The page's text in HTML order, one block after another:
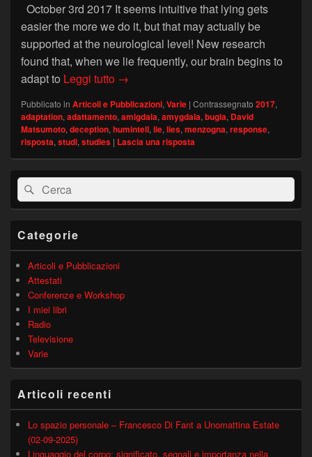
October 3rd 2017 It seems intuitive that lying gets
easier the more we do it, but that may actually be
supported at the neurological level! New research
found that, when we lie frequently, our brain begins to
adapt to Leggi tutto David Matsumoto’s blog: Adaptation
→
Pubblicato in Articoli e Pubblicazioni, Varie | Contrassegnato 2017,
adaptation, adattamento, amigdala, amygdala, bugia, David
Matsumoto, deception, humintell, lie, lies, menzogna, response,
risposta, studi, studies | Lascia una risposta
Area
widget
barra
laterale
Cerca:Cerca
Categorie
Articoli e Pubblicazioni
Attestati
Conferenze e Workshop
I miei libri
Radio
Televisione
Varie
Articoli recenti
Lo spazio personale – Francesco Di Fant a Unomattina Estate
(02-09-2025)
Linguaggio del corpo: significato, segnali e importanza nella